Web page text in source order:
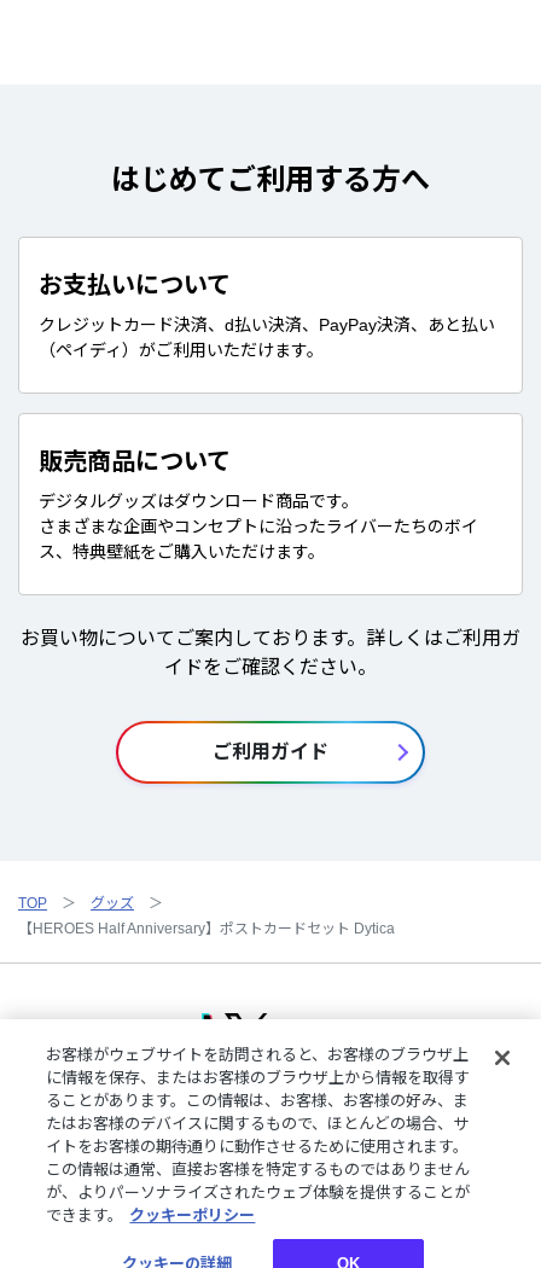
はじめてご利用する方へ
お支払いについて
クレジットカード決済、d払い決済、PayPay決済、あと払い
（ペイディ）がご利用いただけます。
販売商品について
デジタルグッズはダウンロード商品です。
さまざまな企画やコンセプトに沿ったライバーたちのボイ
ス、特典壁紙をご購入いただけます。
お買い物についてご案内しております。詳しくはご利用ガ
イドをご確認ください。
ご利用ガイド
TOP
グッズ
【HEROES Half Anniversary】ポストカードセット Dytica
ご利用規約プライバシーポリシー
特定商取引法に基づく表記
ご利用ガイドよくある質問お問い合わせにじさんじ公式サイト
クッキーの詳細
©︎ANYCOLOR, Inc.
お客様がウェブサイトを訪問されると、お客様のブラウザ上
に情報を保存、またはお客様のブラウザ上から情報を取得す
ることがあります。この情報は、お客様、お客様の好み、ま
たはお客様のデバイスに関するもので、ほとんどの場合、サ
イトをお客様の期待通りに動作させるために使用されます。
この情報は通常、直接お客様を特定するものではありません
が、よりパーソナライズされたウェブ体験を提供することが
できます。
クッキーポリシー
クッキーの詳細 OK